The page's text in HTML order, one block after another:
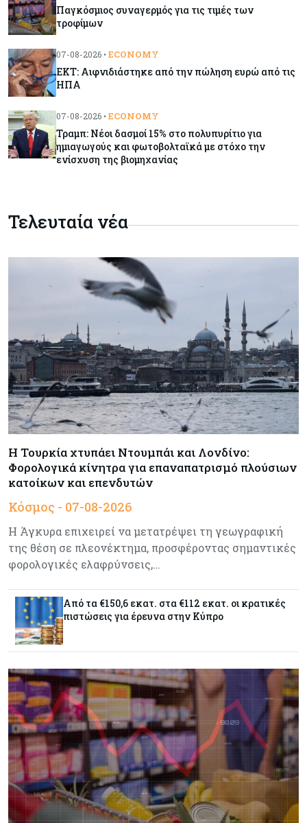
Κύπρος 07-08-2026
Εμπορεύματα
από τον Ιανουάριο – Μια ανάσα από τα $4.300
Κύπρος
Τραμπ: Νέοι δασμοί 15% στο πολυπυρίτιο για
ημιαγωγούς και φωτοβολταϊκά με στόχο την
ενίσχυση της βιομηχανίας
07-08-2026
Τσολάκη: Προτεραιότητα η βελτίωση της
καθημερινότητας μέσω οδικών έργων και
συγκοινωνιών
Ενέργεια 07-08-2026
Δαμιανός για GSI: Θετική εξέλιξη η είσοδος της
Meridiam - Σειρά έχει η μελέτη της ΕΤΕπ
Crypto 07-08-2026
Ελλάδα 07-08-2026
Καλπάζουν τα Airbnb στην Ελλάδα - Σχεδόν
Εμπορεύματα
90/βαρέλι μέχρι να υπάρξουν εξελίξεις στη
Μέση Ανατολή
Κόσμος 07-08-2026
Σαουδική Αραβία, Πακιστάν και Τουρκία
υπογράφουν συμφωνία για αμοιβαία άμυνα
Εμπορεύματα 07-08-2026
Πετρέλαιο: Πιάνει και πάλι τα 83 δολάρια το
Brent μετά το σχέδιο του Ιράν για τα Στενά του
Παγκόσμιος συναγερμός για τις τιμές των
τροφίμων
07-08-2026 • ECONOMY
ΕΚΤ: Αιφνιδιάστηκε από την πώληση ευρώ από τις
ΗΠΑ
07-08-2026 • ECONOMY
Τραμπ: Νέοι δασμοί 15% στο πολυπυρίτιο για
ημιαγωγούς και φωτοβολταϊκά με στόχο την
ενίσχυση της βιομηχανίας
Τελευταία νέα
Η Τουρκία χτυπάει Ντουμπάι και Λονδίνο:
Φορολογικά κίνητρα για επαναπατρισμό πλούσιων
κατοίκων και επενδυτών
Κόσμος - 07-08-2026
Η Άγκυρα επιχειρεί να μετατρέψει τη γεωγραφική
της θέση σε πλεονέκτημα, προσφέροντας σημαντικές
φορολογικές ελαφρύνσεις,…
Από τα €150,6 εκατ. στα €112 εκατ. οι κρατικές
πιστώσεις για έρευνα στην Κύπρο